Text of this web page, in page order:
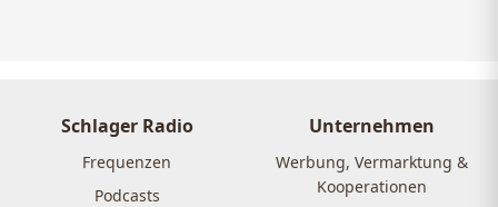
Schlager Radio
Frequenzen
Podcasts
Unternehmen
Werbung, Vermarktung &
Kooperationen